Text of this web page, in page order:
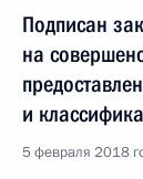
Подписан
на
и
5 февраля 2018